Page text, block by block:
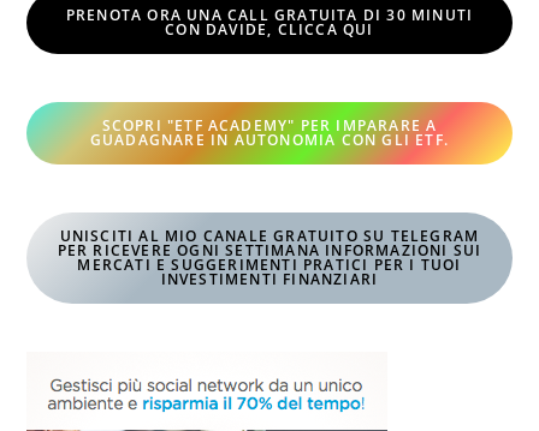
PRENOTA ORA UNA CALL GRATUITA DI 30 MINUTI
CON DAVIDE, CLICCA QUI
SCOPRI "ETF ACADEMY" PER IMPARARE A
GUADAGNARE IN AUTONOMIA CON GLI ETF.
UNISCITI AL MIO CANALE GRATUITO SU TELEGRAM
PER RICEVERE OGNI SETTIMANA INFORMAZIONI SUI
MERCATI E SUGGERIMENTI PRATICI PER I TUOI
INVESTIMENTI FINANZIARI